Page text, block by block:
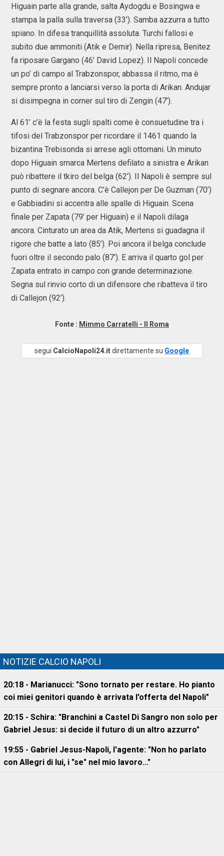
Higuain parte alla grande, salta Aydogdu e Bosingwa e
stampa la palla sulla traversa (33’). Samba azzurra a tutto
spiano. In difesa tranquillità assoluta. Turchi fallosi e
subito due ammoniti (Atik e Demir). Nella ripresa, Benitez
fa riposare Gargano (46’ David Lopez). Il Napoli concede
un po’ di campo al Trabzonspor, abbassa il ritmo, ma è
sempre pronto a lanciarsi verso la porta di Arikan. Andujar
si disimpegna in corner sul tiro di Zengin (47’).
Al 61’ c’è la festa sugli spalti come è consuetudine tra i
tifosi del Trabzonspor per ricordare il 1461 quando la
bizantina Trebisonda si arrese agli ottomani. Un minuto
dopo Higuain smarca Mertens defilato a sinistra e Arikan
può ribattere il tkiro del belga (62’). Il Napoli è sempre sul
punto di segnare ancora. C’è Callejon per De Guzman (70’)
e Gabbiadini si accentra alle spalle di Higuain. Scena
finale per Zapata (79’ per Higuain) e il Napoli dilaga
ancora. Cinturato un area da Atik, Mertens si guadagna il
rigore che batte a lato (85’). Poi ancora il belga conclude
fuori oltre il secondo palo (87’). E arriva il quarto gol per
Zapata entrato in campo con grande determinazione.
Segna sul rinvio corto di un difensore che ribatteva il tiro
di Callejon (92’).
Fonte : Mimmo Carratelli - Il Roma
segui CalcioNapoli24.itdirettamente su Google
NOTIZIE CALCIO NAPOLI
20:18 - Marianucci: "Sono tornato per restare. Ho pianto
coi miei genitori quando è arrivata l'offerta del Napoli"
20:15 - Schira: "Branchini a Castel Di Sangro non solo per
Gabriel Jesus: si decide il futuro di un altro azzurro"
19:55 - Gabriel Jesus-Napoli, l'agente: "Non ho parlato
con Allegri di lui, i "se" nel mio lavoro..."